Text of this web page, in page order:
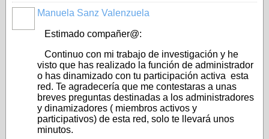
Manuela Sanz Valenzuela
Estimado compañer@:
Continuo con mi trabajo de investigación y he
visto que has realizado la función de administrador
o has dinamizado con tu participación activa esta
red. Te agradecería que me contestaras a unas
breves preguntas destinadas a los administradores
y dinamizadores ( miembros activos y
participativos) de esta red, solo te llevará unos
minutos.